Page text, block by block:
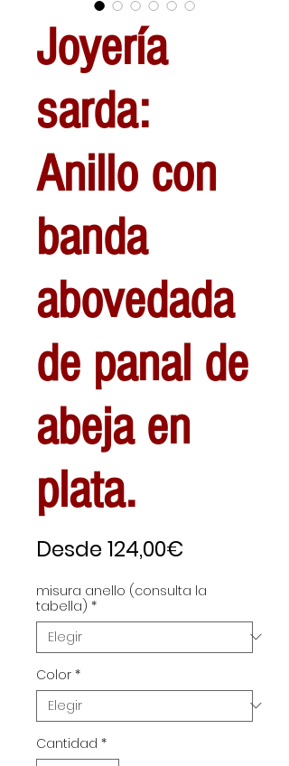
Joyería
sarda:
Anillo con
banda
abovedada
de panal de
abeja en
plata.
Desde 124,00€
oferta
misura anello (consulta la
tabella) *
Color *
Cantidad *